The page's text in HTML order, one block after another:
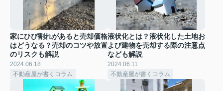
家にひび割れがあると売却価格
はどうなる？売却のコツや放置
のリスクも解説
2024.06.18
不動産屋が書くコラム
液状化とは？液状化した土地お
よび建物を売却する際の注意点
なども解説
2024.06.11
不動産屋が書くコラム